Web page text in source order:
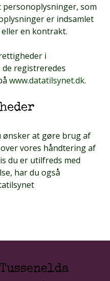
som
er indsamlet
en kontrakt.
i
registreredes
www.datatilsynet.dk.
ønsker at gøre brug af
vores håndtering af
du er utilfreds med
har du også